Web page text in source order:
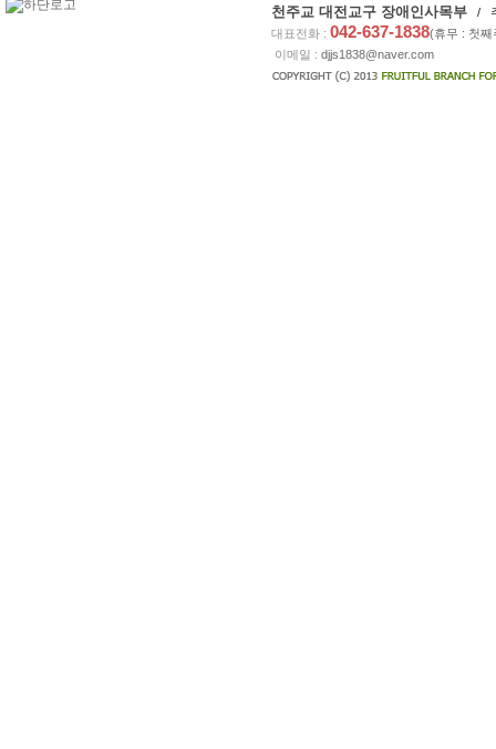
천주교 대전교구 장애인사목부
/
대표전화 : 042-637-1838(휴무 : 첫째
이메일 : djjs1838@naver.com